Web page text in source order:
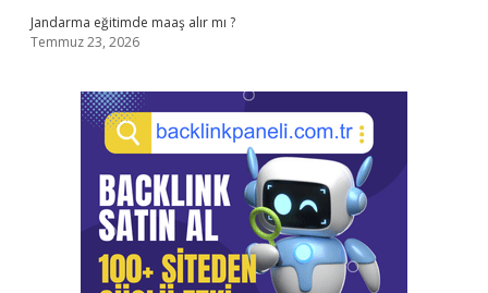
Jandarma eğitimde maaş alır mı ?
Temmuz 23, 2026